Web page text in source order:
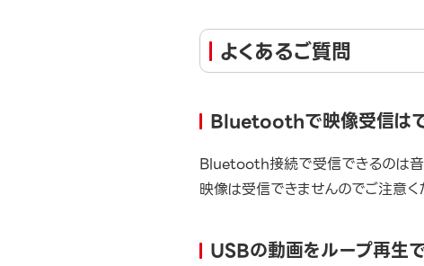
よくあるご質問
Bluetoothで映像受信は
Bluetooth接続で受信できるのは音
映像は受信できませんのでご注意く
USBの動画をループ再生